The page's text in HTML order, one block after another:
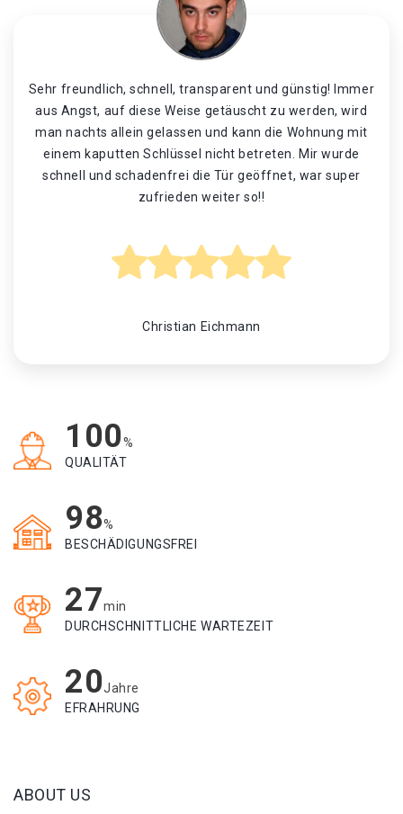
Sehr freundlich, schnell, transparent und günstig! Immer
aus Angst, auf diese Weise getäuscht zu werden, wird
man nachts allein gelassen und kann die Wohnung mit
einem kaputten Schlüssel nicht betreten. Mir wurde
schnell und schadenfrei die Tür geöffnet, war super
zufrieden weiter so!!
Christian Eichmann
100%
QUALITÄT
98%
BESCHÄDIGUNGSFREI
27min
DURCHSCHNITTLICHE WARTEZEIT
20Jahre
EFRAHRUNG
ABOUT US